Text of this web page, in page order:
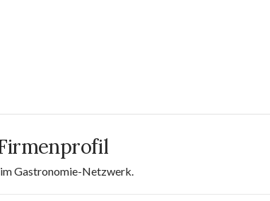
Gastronomie-Netzwerk.